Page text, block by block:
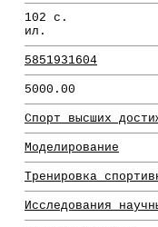
102 с.
ил.
5851931604
5000.00
Спорт высших
Моделирование
Тренировка
Исследования